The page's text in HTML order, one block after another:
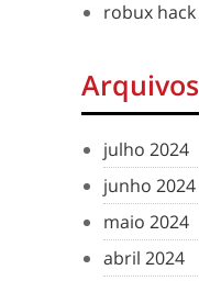
robux hack
Arquivos
julho 2024
junho 2024
maio 2024
abril 2024